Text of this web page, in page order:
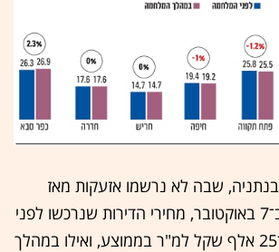
בנתניה, שבה לא נרשמו אזעקות מאז
תחילת המלחמה ב־7 באוקטובר, מחירי הדירות שנרכשו לפני
המלחמה הגיעו ל־25 אלף שקל למ"ר בממוצע, ואילו במהלך